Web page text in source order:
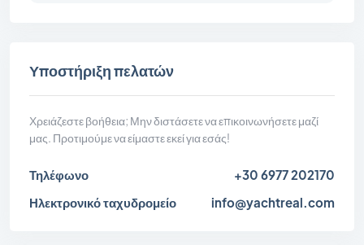
Υποστήριξη πελατών
Χρειάζεστε βοήθεια; Μην διστάσετε να επικοινωνήσετε μαζί
μας. Προτιμούμε να είμαστε εκεί για εσάς!
Τηλέφωνο
+30 6977 202170
Ηλεκτρονικό ταχυδρομείο
info@yachtreal.com